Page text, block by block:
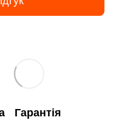
Гарантія